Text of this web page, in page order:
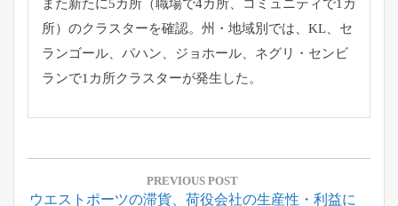
また新たに5カ所（職場で4カ所、コミュニティで1カ
所） のクラスターを確認。州・地域別では、KL、セ
ランゴール、 パハン、ジョホール、ネグリ・ センビ
ランで1カ所クラスターが発生した。
投
PREVIOUS POST
Previous
ウエストポーツの滞貨、荷役会社の生産性・利益に